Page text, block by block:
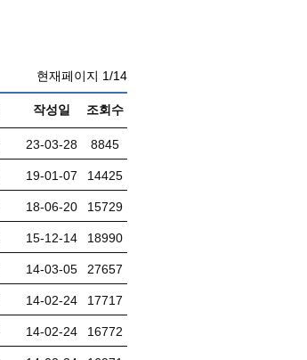
현재페이지 1/14
작성일 조회수
23-03-28 8845
19-01-07 14425
18-06-20 15729
15-12-14 18990
14-03-05 27657
14-02-24 17717
14-02-24 16772